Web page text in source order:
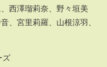
西澤瑠莉奈、野々垣美
、宮里莉羅、山根涼羽、
ズ